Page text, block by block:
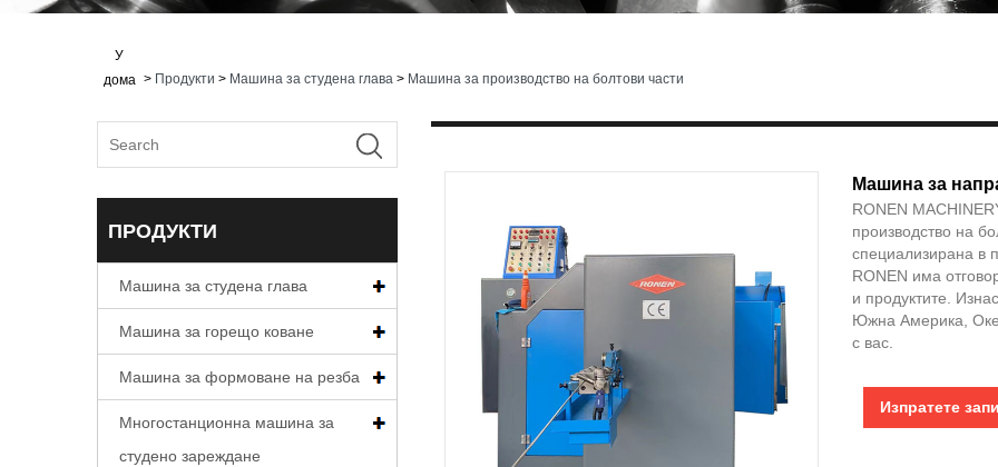
У
дома > Продукти > Машина за студена глава > Машина за производство на болтови части
ПРОДУКТИ
Машина за студена глава
Машина за горещо коване
Машина за формоване на резба
Многостанционна машина за
студено зареждане
Машина за
RONEN
производство на
специализирана в
RONEN има
и продуктите.
Южна Америка,
с вас.
Изпратете